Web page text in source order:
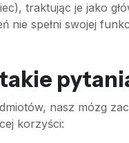
traktując je jako
spełni swojej
nasz mózg
korzyści: